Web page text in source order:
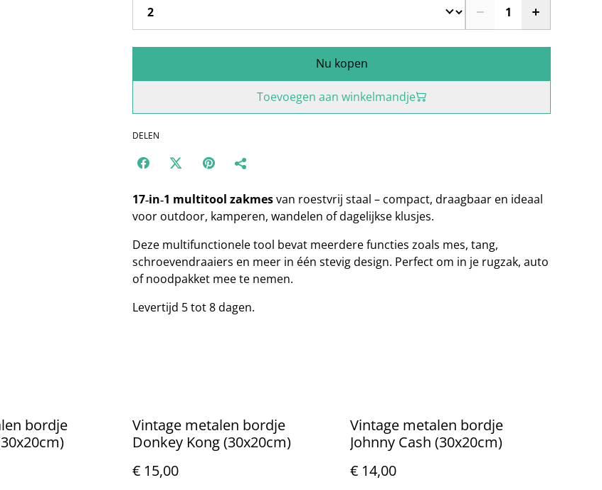
Nu kopen
Toevoegen aan winkelmandje
DELEN
17‑in‑1 multitool zakmesvan roestvrij staal – compact, draagbaar en ideaal
voor outdoor, kamperen, wandelen of dagelijkse klusjes.
Deze multifunctionele tool bevat meerdere functies zoals mes, tang,
schroevendraaiers en meer in één stevig design. Perfect om in je rugzak, auto
of noodpakket mee te nemen.
Levertijd 5 tot 8 dagen.
bordje
Vintage metalen bordje
Donkey Kong (30x20cm)
€ 15,00
Vintage metalen bordje
Johnny Cash (30x20cm)
€ 14,00